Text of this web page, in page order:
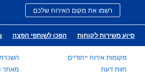
רשמו את מקום האירוח שלכם
סיוע משירות לקוחות הפכו לשותפי הפצה
מקומות אירוח ייחודיים
חוות דעת
מאתר